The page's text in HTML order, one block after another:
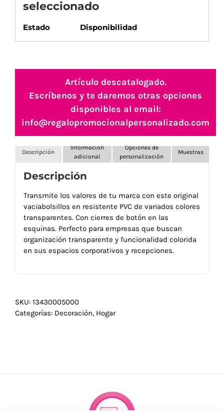
seleccionado
Estado Disponibilidad
Artículo descatalogado.
Escríbenos y te daremos otras opciones
disponibles al email:
info@regalopromocionalpersonalizado.com
Descripción
Información
adicional
Opciones de
personalización
Muestras
Descripción
Transmite los valores de tu marca con este original
vaciabolsillos en resistente PVC de variados colores
transparentes. Con cierres de botón en las
esquinas. Perfecto para empresas que buscan
organización transparente y funcionalidad colorida
en sus espacios corporativos y recepciones.
SKU: 13430005000
Categorías: Decoración, Hogar